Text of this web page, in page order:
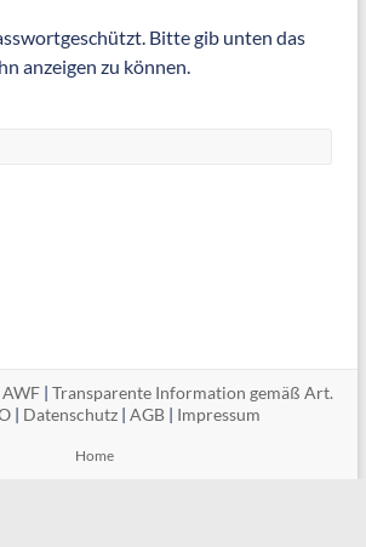
Bitte gib unten das
anzeigen zu können.
AWF |Transparente Information gemäß Art.
| Datenschutz| AGB| Impressum
Home